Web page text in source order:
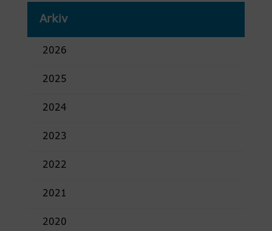
Arkiv
2026
2025
2024
2023
2022
2021
2020